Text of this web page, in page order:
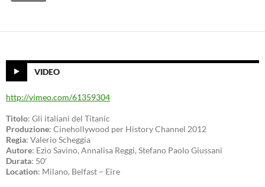
VIDEO
http://vimeo.com/61359304
Titolo: Gli italiani del Titanic
Produzione: Cinehollywood per History Channel 2012
Regia: Valerio Scheggia
Autore: Ezio Savino, Annalisa Reggi, Stefano Paolo Giussani
Durata: 50′
Location: Milano, Belfast – Eire